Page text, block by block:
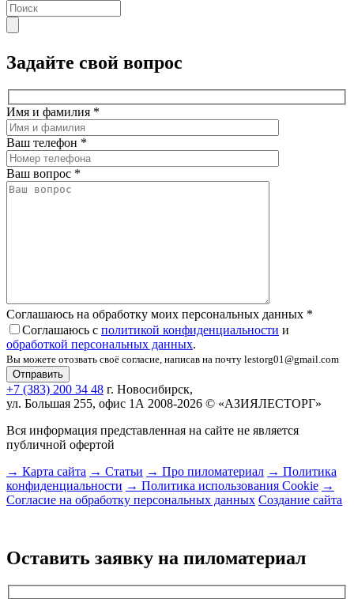
Задайте свой вопрос
Имя и фамилия *
Ваш телефон *
Ваш вопрос *
Соглашаюсь на обработку моих персональных данных *
Соглашаюсь с политикой конфиденциальности и
обработкой персональных данных.
Вы можете отозвать своё согласие, написав на почту lestorg01@gmail.com
+7 (383) 200 34 48 г. Новосибирск,
ул. Большая 255, офис 1А 2008-2026 © «АЗИЯЛЕСТОРГ»
Вся информация представленная на сайте не является
публичной офертой
→ Карта сайта → Статьи → Про пиломатериал → Политика
конфиденциальности → Политика использования Cookie →
Согласие на обработку персональных данных Создание сайта
Оставить заявку на пиломатериал